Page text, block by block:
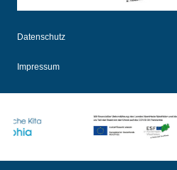
Datenschutz
Impressum